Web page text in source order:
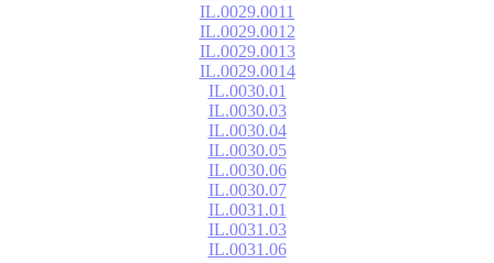
IL.0029.0011
IL.0029.0012
IL.0029.0013
IL.0029.0014
IL.0030.01
IL.0030.03
IL.0030.04
IL.0030.05
IL.0030.06
IL.0030.07
IL.0031.01
IL.0031.03
IL.0031.06